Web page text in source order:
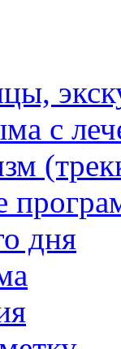
с
дня